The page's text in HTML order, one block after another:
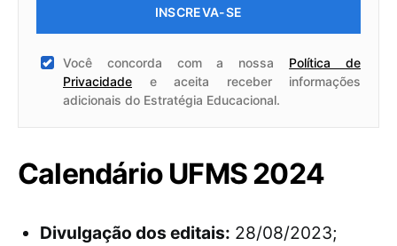
INSCREVA-SE
Você concorda com a nossa Política de
Privacidade e aceita receber informações
adicionais do Estratégia Educacional.
Calendário UFMS 2024
Divulgação dos editais: 28/08/2023;